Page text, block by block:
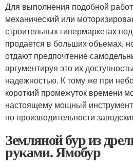
Для выполнения подобной
механический или
строительных гипермаркетах
продается в больших объемах,
отдают предпочтение
аргументируя это их
надежностью. К тому же при
короткий промежуток времени
настоящему мощный
по производительности
Земляной бур из
руками. Ямобур